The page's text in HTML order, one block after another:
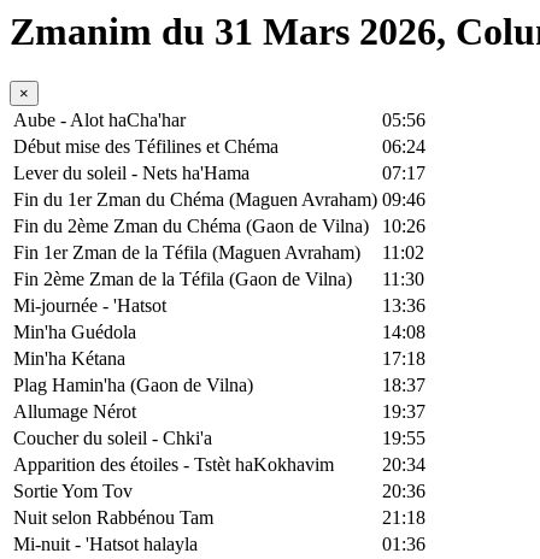
Zmanim du 31 Mars 2026,
×
Aube - Alot haCha'har
05:56
Début mise des Téfilines et Chéma
06:24
Lever du soleil - Nets ha'Hama
07:17
Fin du 1er Zman du Chéma (Maguen Avraham) 09:46
Fin du 2ème Zman du Chéma (Gaon de Vilna)
10:26
Fin 1er Zman de la Téfila (Maguen Avraham)
11:02
Fin 2ème Zman de la Téfila (Gaon de Vilna)
11:30
Mi-journée - 'Hatsot
13:36
Min'ha Guédola
14:08
Min'ha Kétana
17:18
Plag Hamin'ha (Gaon de Vilna)
18:37
Allumage Nérot
19:37
Coucher du soleil - Chki'a
19:55
Apparition des étoiles - Tstèt haKokhavim
20:34
Sortie Yom Tov
20:36
Nuit selon Rabbénou Tam
21:18
Mi-nuit - 'Hatsot halayla
01:36